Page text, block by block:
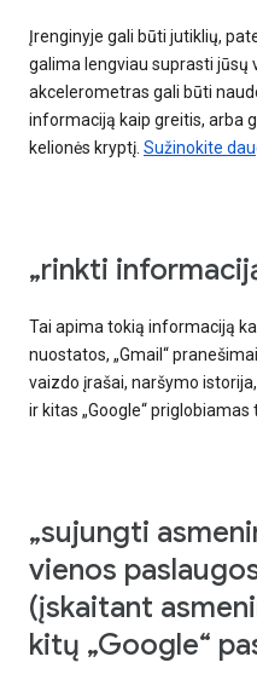
Įrenginyje gali būti jutiklių,
galima lengviau suprasti jūsų
akcelerometras gali būti
informaciją kaip greitis, arba
kelionės kryptį. Sužinokite
„rinkti
Tai apima tokią informaciją
nuostatos, „Gmail“
vaizdo įrašai, naršymo
ir kitas „Google“ priglobiamas
„sujungti
vienos
(įskaitant
kitų „Google“